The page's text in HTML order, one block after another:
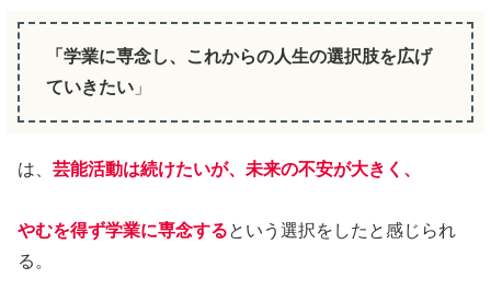
「学業に専念し、これからの人生の選択肢を広げ
ていきたい 」
は、 芸能活動は続けたいが、未来の不安が大きく、
やむを得ず学業に専念するという選択をしたと感じられ
る。